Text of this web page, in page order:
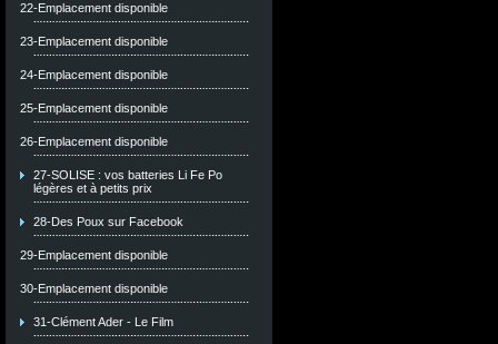
22-Emplacement disponible
23-Emplacement disponible
24-Emplacement disponible
25-Emplacement disponible
26-Emplacement disponible
27-SOLISE : vos batteries Li Fe Po
légères et à petits prix
28-Des Poux sur Facebook
29-Emplacement disponible
30-Emplacement disponible
31-Clément Ader - Le Film